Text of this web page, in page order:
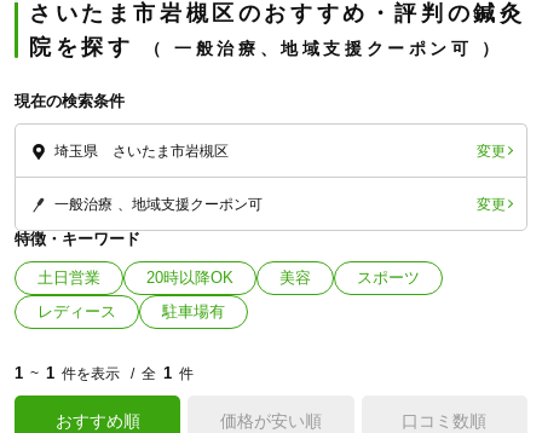
さいたま市岩槻区のおすすめ・評判の鍼灸
院を探す
一般治療、地域支援クーポン可
現在の検索条件
埼玉県 さいたま市岩槻区 変更
一般治療 地域支援クーポン可 変更
特徴・キーワード
土日営業 20時以降OK 美容
スポーツ
レディース
駐車場有
1 ~ 1 件を表示 全 1 件
おすすめ順 価格が安い順 口コミ数順
「健康にはりを見た」